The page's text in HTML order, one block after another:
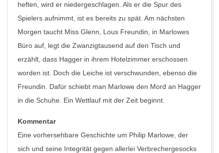
heften, wird er niedergeschlagen. Als er die Spur des
Spielers aufnimmt, ist es bereits zu spät. Am nächsten
Morgen taucht Miss Glenn, Lous Freundin, in Marlowes
Büro auf, legt die Zwanzigtausend auf den Tisch und
erzählt, dass Hagger in ihrem Hotelzimmer erschossen
worden ist. Doch die Leiche ist verschwunden, ebenso die
Freundin. Dafür schiebt man Marlowe den Mord an Hagger
in die Schuhe. Ein Wettlauf mit der Zeit beginnt.
Kommentar
Eine vorhersehbare Geschichte um Philip Marlowe, der
sich und seine Integrität gegen allerlei Verbrechergesocks